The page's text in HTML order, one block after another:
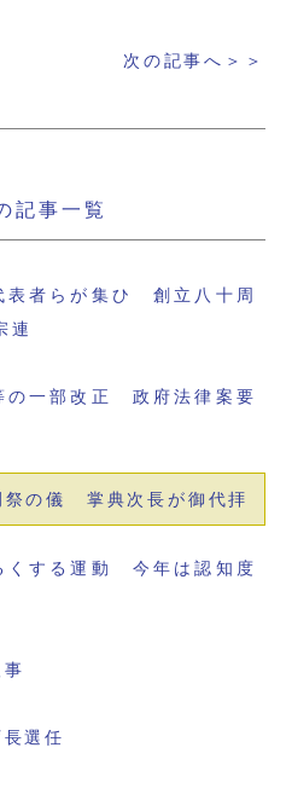
次の記事へ＞＞
記事一覧
表者らが集ひ 創立八十周
連
の一部改正 政府法律案要
祭の儀 掌典次長が御代拝
くする運動 今年は認知度
選任